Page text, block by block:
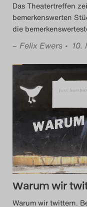
Das Theatertreffen
bemerkenswerten
die
– Felix Ewers • 10.
Warum wir
Warum wir twittern.